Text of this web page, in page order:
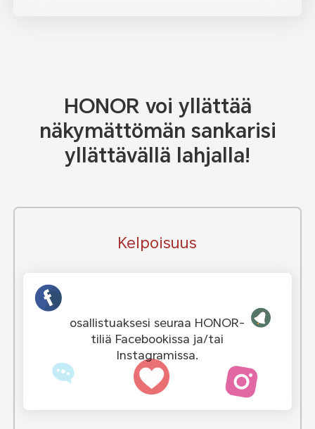
HONOR voi yllättää
näkymättömän sankarisi
yllättävällä lahjalla!
Kelpoisuus
osallistuaksesi seuraa HONOR-
tiliä Facebookissa ja/tai
Instagramissa.